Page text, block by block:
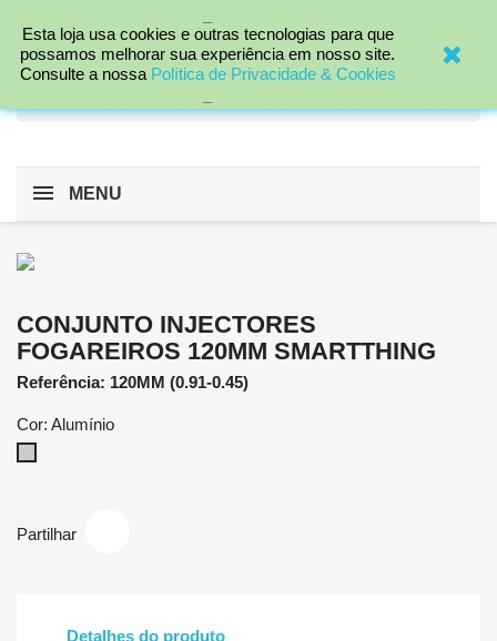

MENU
CONJUNTO INJECTORES
FOGAREIROS 120MM SMARTTHING
Referência: 120MM (0.91-0.45)
Cor: Alumínio
Partilhar
Detalhes do produto
Esta loja usa cookies e outras tecnologias para que
possamos melhorar sua experiência em nosso site.
Consulte a nossa Política de Privacidade & Cookies